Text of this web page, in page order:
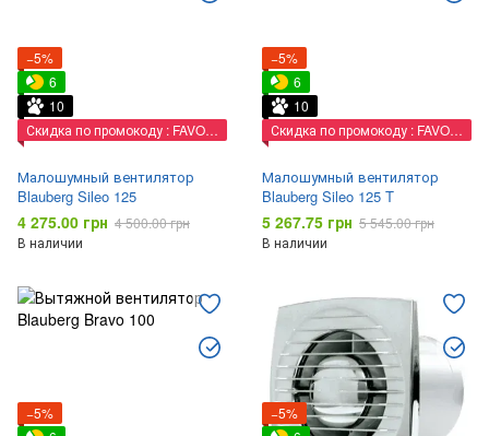
−5%
6
10
Скидка по промокоду : FAVORIT
Малошумный вентилятор
Blauberg Sileo 125
4 275.00 грн 4 500.00 грн
В наличии
−5%
6
10
Скидка по промокоду : FAVORIT
Малошумный вентилятор
Blauberg Sileo 125 T
5 267.75 грн 5 545.00 грн
В наличии
−5%
−5%